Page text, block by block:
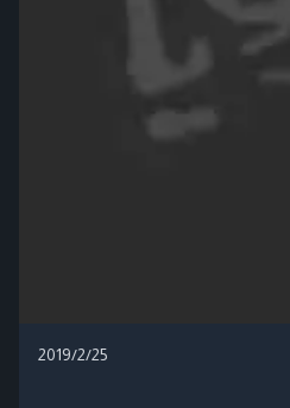
2019/2/25